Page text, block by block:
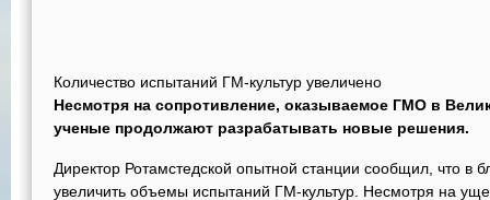
Количество испытаний ГМ-культур увеличено
Несмотря на сопротивление, оказываемое ГМО в
ученые продолжают разрабатывать новые решения.
Директор Ротамстедской опытной станции сообщил, что в
увеличить объемы испытаний ГМ-культур. Несмотря на